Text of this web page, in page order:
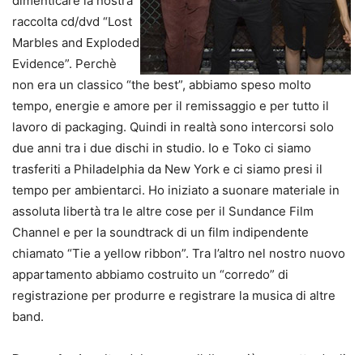
raccolta cd/dvd “Lost
Marbles and Exploded
Evidence”. Perchè
non era un classico “the best”, abbiamo speso molto
tempo, energie e amore per il remissaggio e per tutto il
lavoro di packaging. Quindi in realtà sono intercorsi solo
due anni tra i due dischi in studio. Io e Toko ci siamo
trasferiti a Philadelphia da New York e ci siamo presi il
tempo per ambientarci. Ho iniziato a suonare materiale in
assoluta libertà tra le altre cose per il Sundance Film
Channel e per la soundtrack di un film indipendente
chiamato “Tie a yellow ribbon”. Tra l’altro nel nostro nuovo
appartamento abbiamo costruito un “corredo” di
registrazione per produrre e registrare la musica di altre
band.